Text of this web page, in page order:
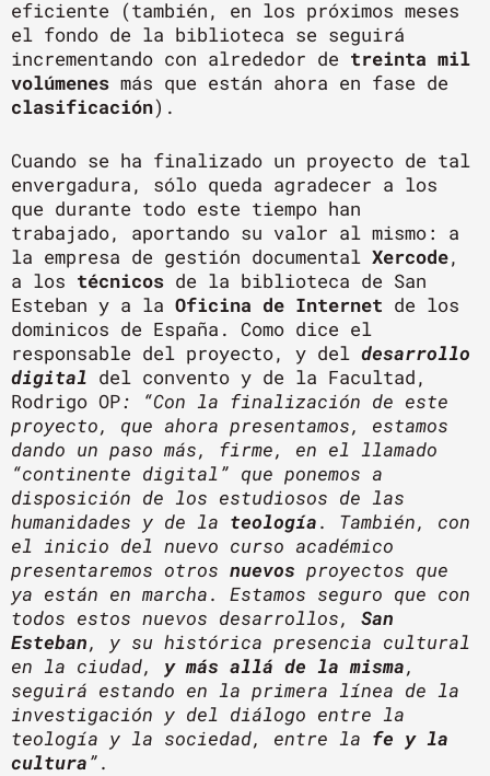
eficiente (también, en los próximos meses
el fondo de la biblioteca se seguirá
incrementando con alrededor de treinta mil
volúmenes más que están ahora en fase de
clasificación).
Cuando se ha finalizado un proyecto de tal
envergadura, sólo queda agradecer a los
que durante todo este tiempo han
trabajado, aportando su valor al mismo: a
la empresa de gestión documental Xercode,
a los técnicos de la biblioteca de San
Esteban y a la Oficina de Internet de los
dominicos de España. Como dice el
responsable del proyecto, y del desarrollo
digital del convento y de la Facultad,
Rodrigo OP: “Con la finalización de este
proyecto, que ahora presentamos, estamos
dando un paso más, firme, en el llamado
“continente digital” que ponemos a
disposición de los estudiosos de las
humanidades y de la teología. También, con
el inicio del nuevo curso académico
presentaremos otros nuevos proyectos que
ya están en marcha. Estamos seguro que con
todos estos nuevos desarrollos, San
Esteban, y su histórica presencia cultural
en la ciudad,
y más allá de la misma,
seguirá estando en la primera línea de la
investigación y del diálogo entre la
teología y la sociedad, entre la fe y la
cultura”.